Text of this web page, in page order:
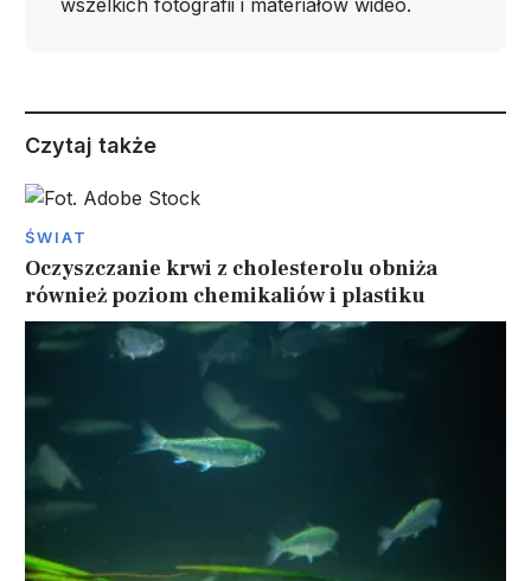
wszelkich fotografii i materiałów wideo.
Czytaj także
ŚWIAT
Oczyszczanie krwi z cholesterolu obniża
również poziom chemikaliów i plastiku